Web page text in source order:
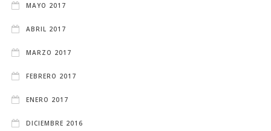
MAYO 2017
ABRIL 2017
MARZO 2017
FEBRERO 2017
ENERO 2017
DICIEMBRE 2016